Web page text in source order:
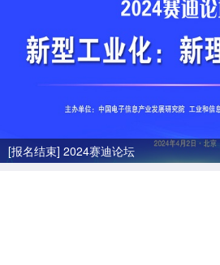
[报名结束] 2024赛迪论坛